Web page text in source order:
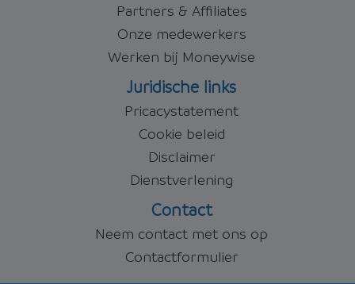
Partners & Affiliates
Onze medewerkers
Werken bij Moneywise
Juridische links
Pricacystatement
Cookie beleid
Disclaimer
Dienstverlening
Contact
Neem contact met ons op
Contactformulier